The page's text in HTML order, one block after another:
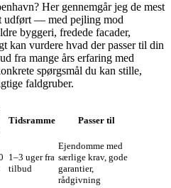
Her gennemgår jeg de mest
udført — med pejling mod
byggeri, fredede facader,
kan vurdere hvad der passer til din
fra mange års erfaring med
spørgsmål du kan stille,
faldgruber.
Tidsramme Passer til
1–3 uger fra
tilbud
Ejendomme med
særlige krav, gode
garantier,
rådgivning